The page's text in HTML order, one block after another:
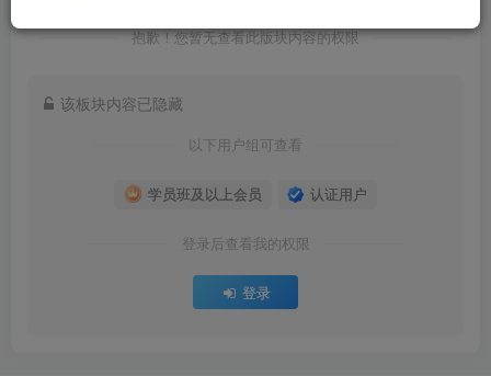
抱歉！您暂无查看此版块内容的权限
该板块内容已隐藏
以下用户组可查看
学员班及以上会员 认证用户
登录后查看我的权限
登录